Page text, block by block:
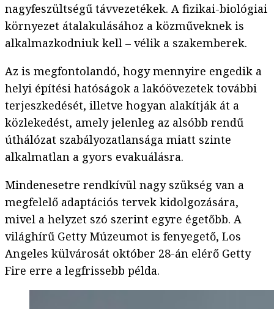
nagyfeszültségű távvezetékek. A fizikai-biológiai
környezet átalakulásához a közműveknek is
alkalmazkodniuk kell – vélik a szakemberek.
Az is megfontolandó, hogy mennyire engedik a
helyi építési hatóságok a lakóövezetek további
terjeszkedését, illetve hogyan alakítják át a
közlekedést, amely jelenleg az alsóbb rendű
úthálózat szabályozatlansága miatt szinte
alkalmatlan a gyors evakuálásra.
Mindenesetre rendkívül nagy szükség van a
megfelelő adaptációs tervek kidolgozására,
mivel a helyzet szó szerint egyre égetőbb. A
világhírű Getty Múzeumot is fenyegető, Los
Angeles külvárosát október 28-án elérő Getty
Fire erre a legfrissebb példa.